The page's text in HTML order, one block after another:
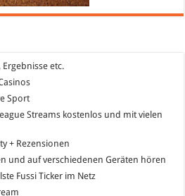
Ergebnisse etc.
Sport
Streams kostenlos und mit vielen
+ Rezensionen
und auf verschiedenen Geräten hören
Fussi Ticker im Netz